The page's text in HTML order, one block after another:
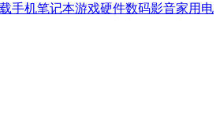
手机笔记本游戏硬件数码影音家用电